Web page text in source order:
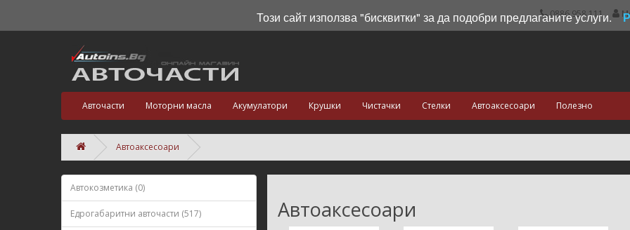
0886 958 111
Авточасти Моторни масла Акумулатори Крушки Чистачки Стелки Автоаксесоари Полезно
Автоаксесоари
Автокозметика (0)
Едрогабаритни авточасти (517) Автоаксесоари
Този сайт използва "бисквитки" за да подобри предлаганите услуги.